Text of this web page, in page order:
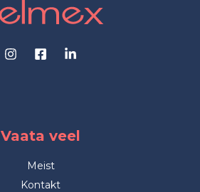
Vaata veel
Meist
Kontakt